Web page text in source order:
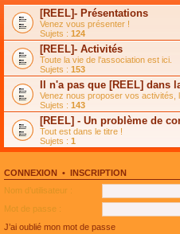
s
s
a
g
e
n
o
n
l
u
l
e
p
l
u
s
é
c
e
n
t
l
e
m
e
s
s
a
g
e
n
o
n
l
u
l
e
l
u
s
é
e
l
t
e
r
l
e
m
e
s
s
a
g
e
n
o
n
u
l
e
l
s
[REEL]- Présentations
Venez vous présenter !
Sujets : 124
[REEL]- Activités
Toute la vie de l'association est ici.
Sujets : 153
Il n'a pas que [REEL] dans
Venez nous proposer vos activités,
Sujets : 143
[REEL] - Un problème de
Tout est dans le titre !
Sujets : 1
CONNEXION • INSCRIPTION
Nom d’utilisateur :
Mot de passe :
J’ai oublié mon mot de passe